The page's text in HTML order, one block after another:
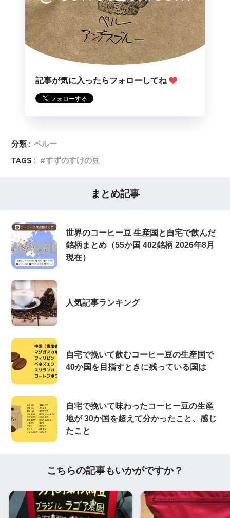
記事が気に入ったらフォローしてね
分類 : ペルー
TAGS :
すずのすけの豆
まとめ記事
世界のコーヒー豆 生産国と自宅で飲んだ
銘柄まとめ（55か国 402銘柄 2026年8月
現在）
人気記事ランキング
自宅で挽いて飲むコーヒー豆の生産国で
40か国を目指すときに残っている国は
自宅で挽いて味わったコーヒー豆の生産
地が 30か国を超えて分かったこと、感じ
たこと
こちらの記事もいかがですか？